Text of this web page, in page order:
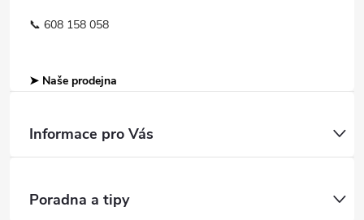
📞 608 158 058
➤ Naše prodejna
Informace pro Vás
Poradna a tipy